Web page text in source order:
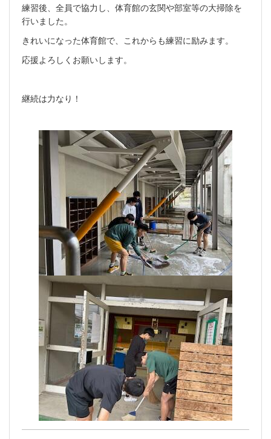
練習後、全員で協力し、体育館の玄関や部室等の大掃除を
行いました。
きれいになった体育館で、これからも練習に励みます。
応援よろしくお願いします。
継続は力なり！